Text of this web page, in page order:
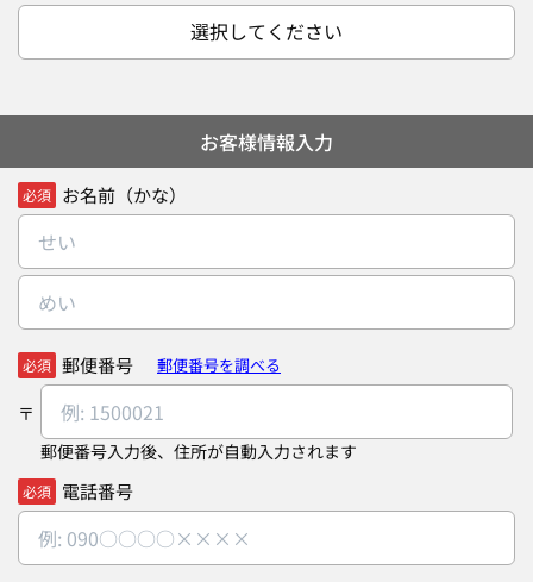
選択してください
お客様情報入力
必須 お名前（かな）
必須 郵便番号 郵便番号を調べる
郵便番号入力後、住所が自動入力されます
必須 電話番号